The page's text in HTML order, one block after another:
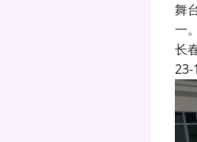
舞
一
长
23-